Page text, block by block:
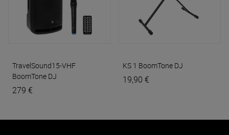
TravelSound15-VHF
BoomTone DJ
279 €
KS 1 BoomTone DJ
19,90 €